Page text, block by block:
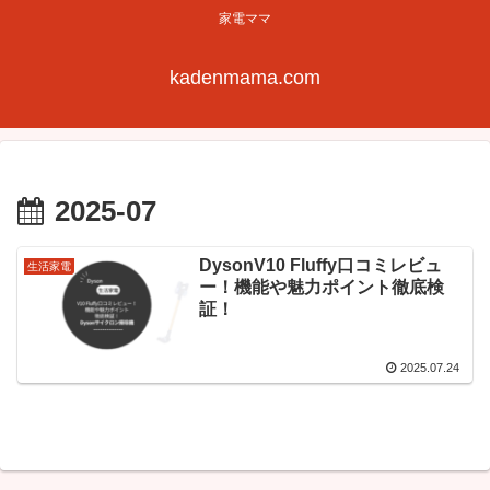
家電ママ
kadenmama.com
2025-07
生活家電
DysonV10 Fluffy口コミレビュ
ー！機能や魅力ポイント徹底検
証！
2025.07.24